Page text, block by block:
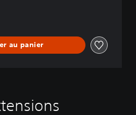
au panier